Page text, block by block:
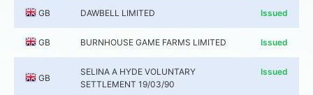
GB DAWBELL LIMITED Issued
GB BURNHOUSE GAME FARMS LIMITED Issued
GB
SELINA A HYDE VOLUNTARY
SETTLEMENT 19/03/90
Issued